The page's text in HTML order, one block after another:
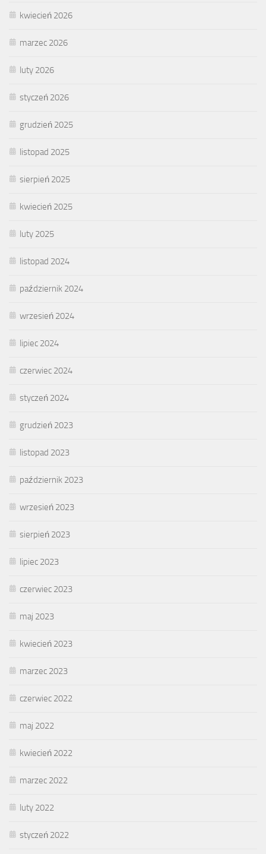
kwiecień 2026
marzec 2026
luty 2026
styczeń 2026
grudzień 2025
listopad 2025
sierpień 2025
kwiecień 2025
luty 2025
listopad 2024
październik 2024
wrzesień 2024
lipiec 2024
czerwiec 2024
styczeń 2024
grudzień 2023
listopad 2023
październik 2023
wrzesień 2023
sierpień 2023
lipiec 2023
czerwiec 2023
maj 2023
kwiecień 2023
marzec 2023
czerwiec 2022
maj 2022
kwiecień 2022
marzec 2022
luty 2022
styczeń 2022